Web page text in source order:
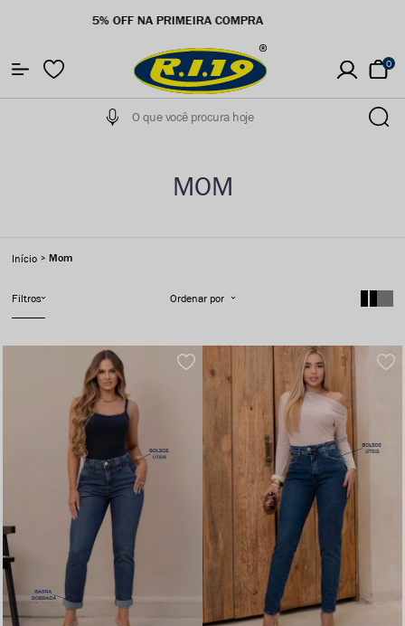
5% OFF NA PRIMEIRA COMPRA
0
MOM
Início Mom
Filtros Ordenar por